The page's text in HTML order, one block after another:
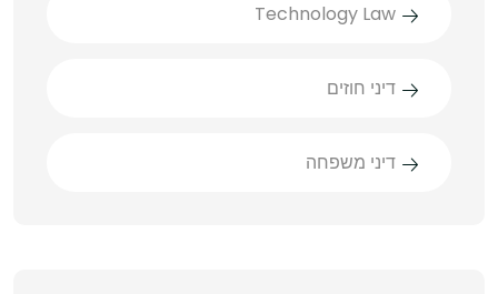
Technology Law
דיני חוזים
דיני משפחה